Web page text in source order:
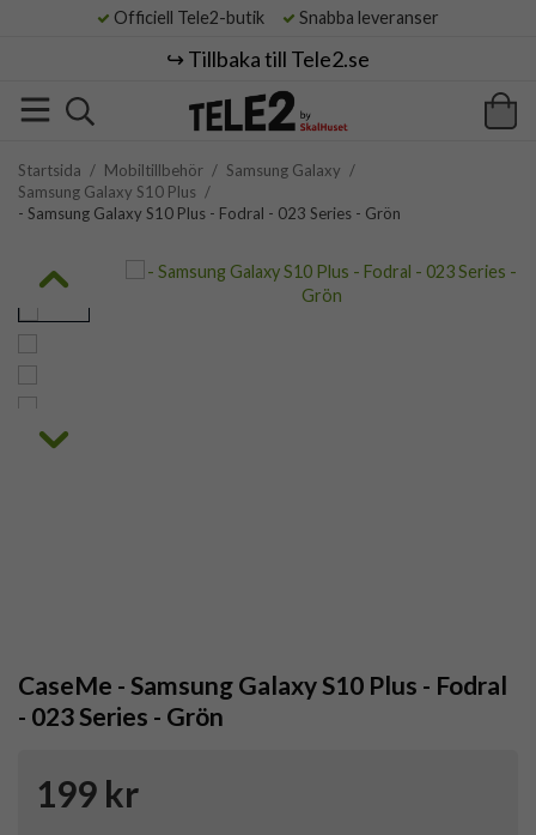
Officiell Tele2-butik Snabba leveranser
↪️ Tillbaka till Tele2.se
Startsida / Mobiltillbehör / Samsung Galaxy /
Samsung Galaxy S10 Plus /
- Samsung Galaxy S10 Plus - Fodral - 023 Series - Grön
CaseMe - Samsung Galaxy S10 Plus - Fodral
- 023 Series - Grön
199 kr